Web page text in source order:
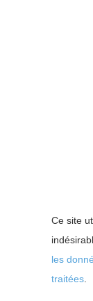
Ce site
les
traitées.